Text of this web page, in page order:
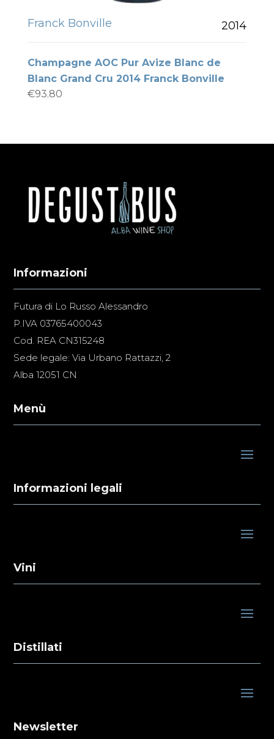
Franck Bonville 2014
Champagne AOC Pur Avize Blanc de
Blanc Grand Cru 2014 Franck Bonville
€93.80
Informazioni
Futura di Lo Russo Alessandro
P.IVA 03765400043
Cod. REA CN315248
Sede legale: Via Urbano Rattazzi, 2
Alba 12051 CN
Menù
Informazioni legali
Vini
Distillati
Newsletter